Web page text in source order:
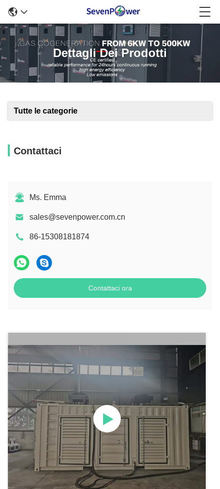
Dettagli Dei Prodotti
Tutte le categorie
Contattaci
Ms. Emma
sales@sevenpower.com.cn
86-15308181874
Contattaci ora